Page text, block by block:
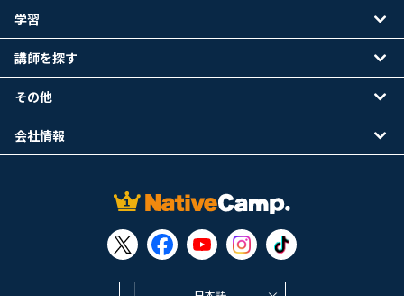
学習
講師を探す
その他
会社情報